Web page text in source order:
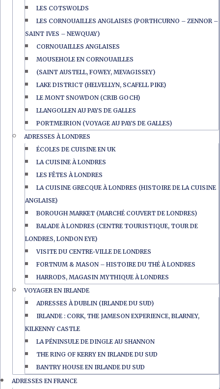
LES COTSWOLDS
LES CORNOUAILLES ANGLAISES (PORTHCURNO – ZENNOR –
SAINT IVES – NEWQUAY)
CORNOUAILLES ANGLAISES
MOUSEHOLE EN CORNOUAILLES
(SAINT AUSTELL, FOWEY, MEVAGISSEY)
LAKE DISTRICT (HELVELLYN, SCAFELL PIKE)
LE MONT SNOWDON (CRIB GOCH)
LLANGOLLEN AU PAYS DE GALLES
PORTMEIRION (VOYAGE AU PAYS DE GALLES)
ADRESSES À LONDRES
ÉCOLES DE CUISINE EN UK
LA CUISINE À LONDRES
LES FÊTES À LONDRES
LA CUISINE GRECQUE À LONDRES (HISTOIRE DE LA CUISINE
ANGLAISE)
BOROUGH MARKET (MARCHÉ COUVERT DE LONDRES)
BALADE À LONDRES (CENTRE TOURISTIQUE, TOUR DE
LONDRES, LONDON EYE)
VISITE DU CENTRE-VILLE DE LONDRES
FORTNUM & MASON – HISTOIRE DU THÉ À LONDRES
HARRODS, MAGASIN MYTHIQUE À LONDRES
VOYAGER EN IRLANDE
ADRESSES À DUBLIN (IRLANDE DU SUD)
IRLANDE : CORK, THE JAMESON EXPERIENCE, BLARNEY,
KILKENNY CASTLE
LA PÉNINSULE DE DINGLE AU SHANNON
THE RING OF KERRY EN IRLANDE DU SUD
BANTRY HOUSE EN IRLANDE DU SUD
ADRESSES EN FRANCE